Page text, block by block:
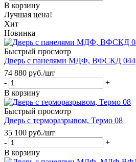
В корзину
Лучшая цена!
Хит
Новинка
Быстрый просмотр
Дверь с панелями МДФ, ВФСКД 044
74 880 руб./шт
-
+
В корзину
Быстрый просмотр
Дверь с терморазрывом, Термо 08
35 100 руб./шт
-
+
В корзину